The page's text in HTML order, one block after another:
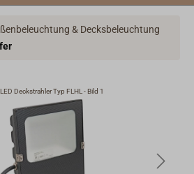
& Decksbeleuchtung
Deckstrahler Typ FLHL - Bild 1